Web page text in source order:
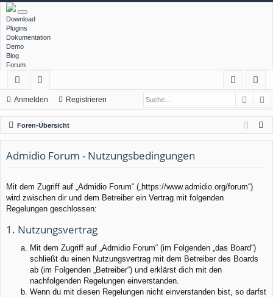
Download
Plugins
Dokumentation
Demo
Blog
Forum
ch
ne
llz
ug
f
or
en
m
el
ist
rie
Anmelden Registrieren
Foren-Übersicht
Admidio Forum - Nutzungsbedingungen
Mit dem Zugriff auf „Admidio Forum“ („https://www.admidio.org/forum“)
wird zwischen dir und dem Betreiber ein Vertrag mit folgenden
Regelungen geschlossen:
1. Nutzungsvertrag
Mit dem Zugriff auf „Admidio Forum“ (im Folgenden „das Board“)
schließt du einen Nutzungsvertrag mit dem Betreiber des Boards
ab (im Folgenden „Betreiber“) und erklärst dich mit den
nachfolgenden Regelungen einverstanden.
Wenn du mit diesen Regelungen nicht einverstanden bist, so darfst